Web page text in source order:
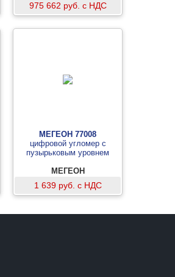
975 662 руб. с НДС
МЕГЕОН 77008
цифровой угломер с
пузырьковым уровнем
МЕГЕОН
1 639 руб. с НДС